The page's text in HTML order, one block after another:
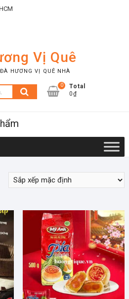
Vị Quê
HƯƠNG VỊ QUÊ NHÀ
Tìm
kiếm:
0
Total
0₫